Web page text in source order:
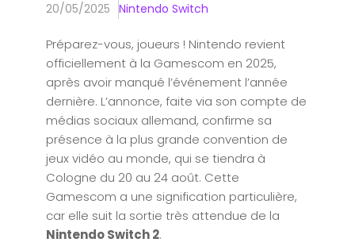
20/05/2025 Nintendo Switch
Préparez-vous, joueurs ! Nintendo revient
officiellement à la Gamescom en 2025,
après avoir manqué l’événement l’année
dernière. L’annonce, faite via son compte de
médias sociaux allemand, confirme sa
présence à la plus grande convention de
jeux vidéo au monde, qui se tiendra à
Cologne du 20 au 24 août. Cette
Gamescom a une signification particulière,
car elle suit la sortie très attendue de la
Nintendo Switch 2.